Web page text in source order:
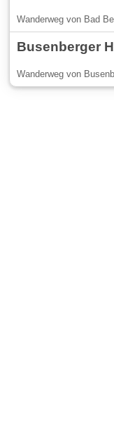
Wanderweg von Bad
Busenberger
Wanderweg von